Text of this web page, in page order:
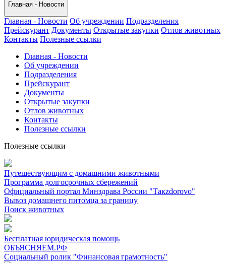
Главная - Новости
Главная - Новости Об учреждении Подразделения
Прейскурант Документы Открытые закупки Отлов животных
Контакты Полезные ссылки
Главная - Новости
Об учреждении
Подразделения
Прейскурант
Документы
Открытые закупки
Отлов животных
Контакты
Полезные ссылки
Полезные ссылки
Путешествующим с домашними животными
Программа долгосрочных сбережений
Официальный портал Минздрава России "Такzdorovo"
Вывоз домашнего питомца за границу
Поиск животных
Бесплатная юридическая помощь
ОБЪЯСНЯЕМ.РФ
Социальный ролик "Финансовая грамотность"